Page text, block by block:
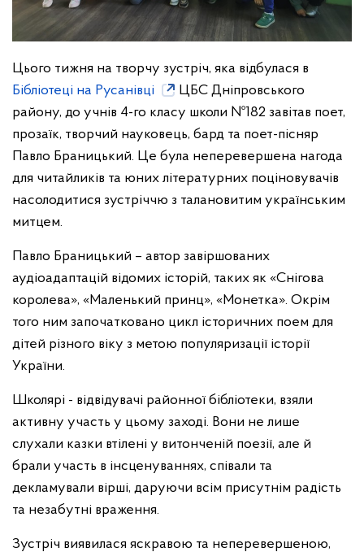
Цього тижня на творчу зустріч, яка відбулася в
Бібліотеці на Русанівці
ЦБС Дніпровського
району, до учнів 4-го класу школи №182 завітав поет,
прозаїк, творчий науковець, бард та поет-пісняр
Павло Браницький. Це була неперевершена нагода
для читайликів та юних літературних поціновувачів
насолодитися зустріччю з талановитим українським
митцем.
Павло Браницький – автор завіршованих
аудіоадаптацій відомих історій, таких як «Снігова
королева», «Маленький принц», «Монетка». Окрім
того ним започатковано цикл історичних поем для
дітей різного віку з метою популяризації історії
України.
Школярі - відвідувачі районної бібліотеки, взяли
активну участь у цьому заході. Вони не лише
слухали казки втілені у витонченій поезії, але й
брали участь в інсценуваннях, співали та
декламували вірші, даруючи всім присутнім радість
та незабутні враження.
Зустріч виявилася яскравою та неперевершеною,